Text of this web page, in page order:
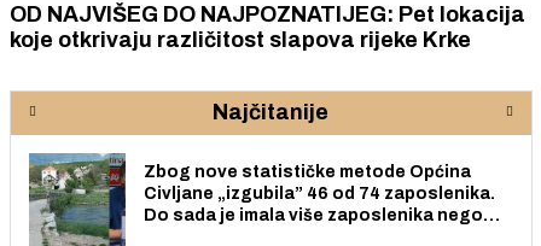
OD NAJVIŠEG DO NAJPOZNATIJEG: Pet lokacija
koje otkrivaju različitost slapova rijeke Krke
Najčitanije
Zbog nove statističke metode Općina
Civljane „izgubila” 46 od 74 zaposlenika.
Do sada je imala više zaposlenika nego